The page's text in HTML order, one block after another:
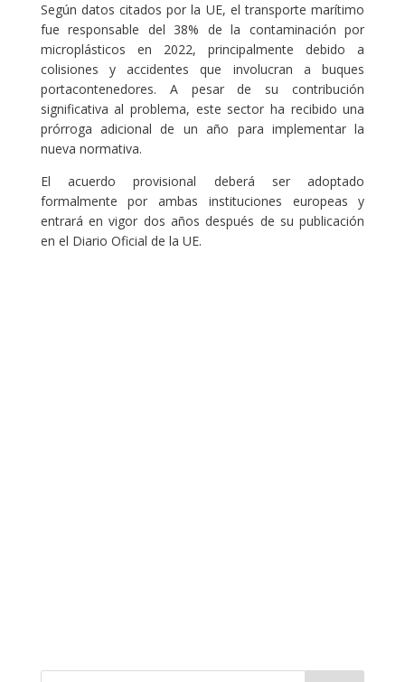
Según datos citados por la UE, el transporte marítimo
fue responsable del 38% de la contaminación por
microplásticos en 2022, principalmente debido a
colisiones y accidentes que involucran a buques
portacontenedores. A pesar de su contribución
significativa al problema, este sector ha recibido una
prórroga adicional de un año para implementar la
nueva normativa.
El acuerdo provisional deberá ser adoptado
formalmente por ambas instituciones europeas y
entrará en vigor dos años después de su publicación
en el Diario Oficial de la UE.